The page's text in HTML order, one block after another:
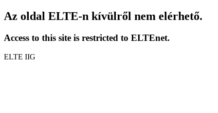
Az oldal ELTE-n kívülről nem elérhető.
Access to this site is restricted to ELTEnet.
ELTE IIG